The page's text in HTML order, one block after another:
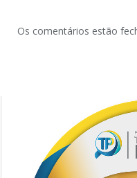
Os comentários estão